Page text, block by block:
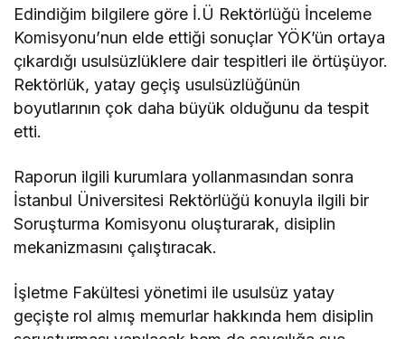
Edindiğim bilgilere göre İ.Ü Rektörlüğü İnceleme
Komisyonu’nun elde ettiği sonuçlar YÖK’ün ortaya
çıkardığı usulsüzlüklere dair tespitleri ile örtüşüyor.
Rektörlük, yatay geçiş usulsüzlüğünün
boyutlarının çok daha büyük olduğunu da tespit
etti.
Raporun ilgili kurumlara yollanmasından sonra
İstanbul Üniversitesi Rektörlüğü konuyla ilgili bir
Soruşturma Komisyonu oluşturarak, disiplin
mekanizmasını çalıştıracak.
İşletme Fakültesi yönetimi ile usulsüz yatay
geçişte rol almış memurlar hakkında hem disiplin